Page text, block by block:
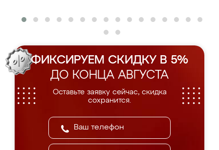
ФИКСИРУЕМ СКИДКУ В 5%
ДО КОНЦА АВГУСТА
Оставьте заявку сейчас, скидка
сохранится.